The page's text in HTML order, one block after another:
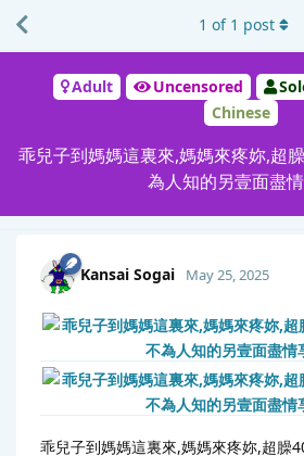
Adult Uncensored
Chinese
乖兒子到媽媽這裏來,媽媽來疼妳,超
為人知的另壹面盡
1 of 1 post
Kansai Sogai May 25, 2025
乖兒子到媽媽這裏來,媽媽來疼妳,超臊